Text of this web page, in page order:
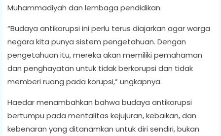
Muhammadiyah dan lembaga pendidikan.
“Budaya antikorupsi ini perlu terus diajarkan agar warga
negara kita punya sistem pengetahuan. Dengan
pengetahuan itu, mereka akan memiliki pemahaman
dan penghayatan untuk tidak berkorupsi dan tidak
memberi ruang pada korupsi,” ungkapnya.
Haedar menambahkan bahwa budaya antikorupsi
bertumpu pada mentalitas kejujuran, kebaikan, dan
kebenaran yang ditanamkan untuk diri sendiri, bukan